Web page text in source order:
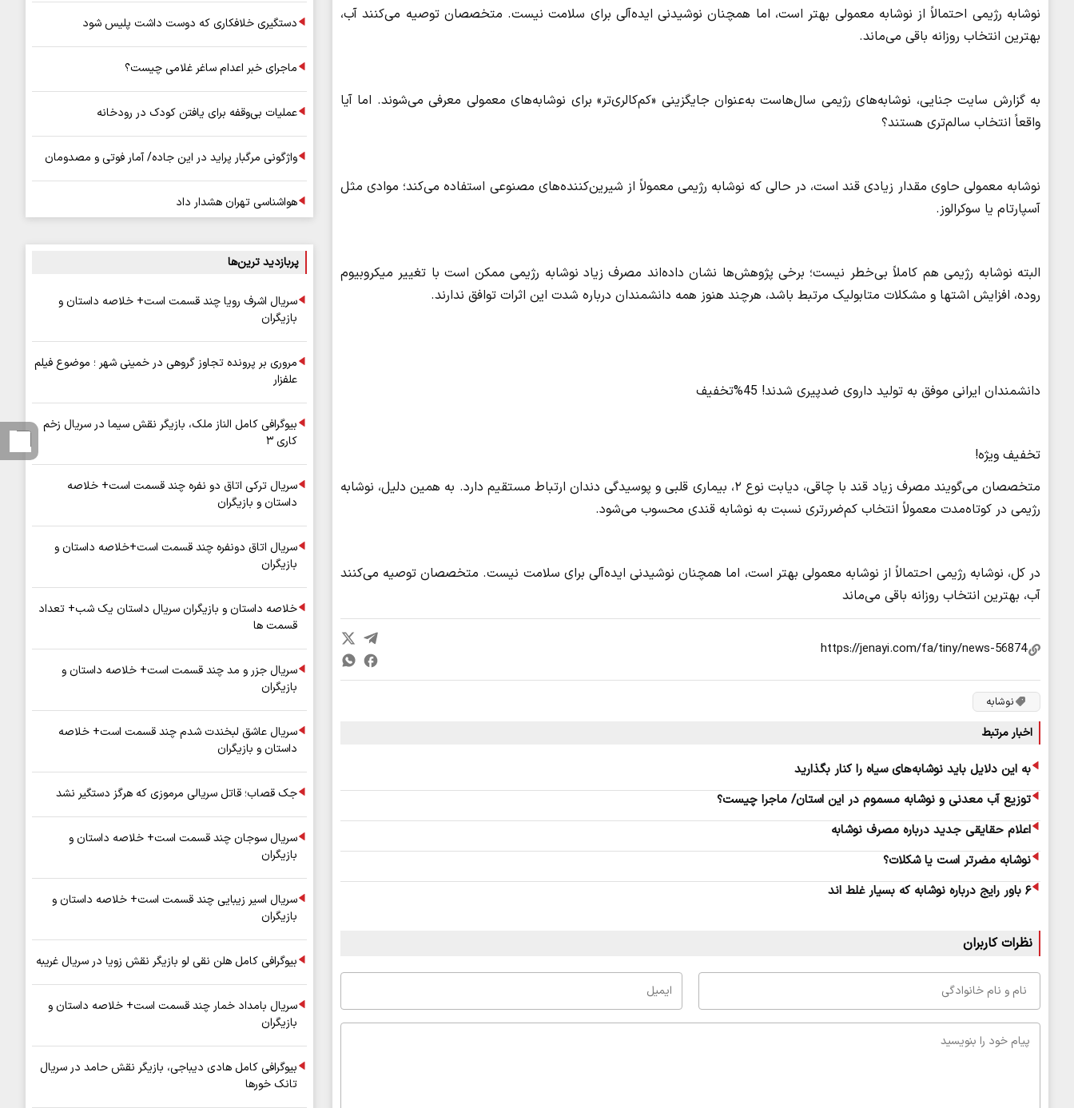
نوشابه رژیمی احتمالاً از نوشابه معمولی بهتر است، اما همچنان نوشیدنی ایده‌آلی برای سلامت نیست. متخصصان توصیه می‌کنند آب،
بهترین انتخاب روزانه باقی می‌ماند.
به گزارش سایت جنایی، نوشابه‌های رژیمی سال‌هاست به‌عنوان جایگزینی «کم‌کالری‌تر» برای نوشابه‌های معمولی معرفی می‌شوند. اما آیا
واقعاً انتخاب سالم‌تری هستند؟
نوشابه معمولی حاوی مقدار زیادی قند است، در حالی که نوشابه رژیمی معمولاً از شیرین‌کننده‌های مصنوعی استفاده می‌کند؛ موادی مثل
آسپارتام یا سوکرالوز.
البته نوشابه رژیمی هم کاملاً بی‌خطر نیست؛ برخی پژوهش‌ها نشان داده‌اند مصرف زیاد نوشابه رژیمی ممکن است با تغییر میکروبیوم
روده، افزایش اشتها و مشکلات متابولیک مرتبط باشد، هرچند هنوز همه دانشمندان درباره شدت این اثرات توافق ندارند.
دانشمندان ایرانی موفق به تولید داروی ضدپیری شدند! 45%تخفیف
تخفیف ویژه!
متخصصان می‌گویند مصرف زیاد قند با چاقی، دیابت نوع ۲، بیماری قلبی و پوسیدگی دندان ارتباط مستقیم دارد. به همین دلیل، نوشابه
رژیمی در کوتاه‌مدت معمولاً انتخاب کم‌ضررتری نسبت به نوشابه قندی محسوب می‌شود.
در کل، نوشابه رژیمی احتمالاً از نوشابه معمولی بهتر است، اما همچنان نوشیدنی ایده‌آلی برای سلامت نیست. متخصصان توصیه می‌کنند
آب، بهترین انتخاب روزانه باقی می‌ماند
نوشابه
اخبار مرتبط
به این دلایل باید نوشابه‌های سیاه را کنار بگذارید
توزیع آب معدنی و نوشابه مسموم در این استان/ ماجرا چیست؟
اعلام حقایقی جدید درباره مصرف نوشابه
نوشابه مضرتر است یا شکلات؟
۶ باور رایج درباره نوشابه که بسیار غلط اند
نظرات کاربران
دستگیری خلافکاری که دوست داشت پلیس شود
ماجرای خبر اعدام ساغر غلامی چیست؟
عملیات بی‌وقفه برای یافتن کودک در رودخانه
واژگونی مرگبار پراید در این جاده/ آمار فوتی و مصدومان
هواشناسی تهران هشدار داد
پربازدید ترین‌ها
سریال اشرف رویا چند قسمت است+ خلاصه داستان و
بازیگران
مروری بر پرونده تجاوز گروهی در خمینی شهر ؛ موضوع فیلم
علفزار
بیوگرافی کامل الناز ملک، بازیگر نقش سیما در سریال زخم
کاری ۳
سریال ترکی اتاق دو نفره چند قسمت است+ خلاصه
داستان و بازیگران
سریال اتاق دونفره چند قسمت است+خلاصه داستان و
بازیگران
خلاصه داستان و بازیگران سریال داستان یک شب+ تعداد
قسمت ها
سریال جزر و مد چند قسمت است+ خلاصه داستان و
بازیگران
سریال عاشق لبخندت شدم چند قسمت است+ خلاصه
داستان و بازیگران
جک قصاب؛ قاتل سریالی مرموزی که هرگز دستگیر نشد
سریال سوجان چند قسمت است+ خلاصه داستان و
بازیگران
سریال اسیر زیبایی چند قسمت است+ خلاصه داستان و
بازیگران
بیوگرافی کامل هلن نقی لو بازیگر نقش زویا در سریال غریبه
سریال بامداد خمار چند قسمت است+ خلاصه داستان و
بازیگران
بیوگرافی کامل هادی دیباجی، بازیگر نقش حامد در سریال
تانک خورها